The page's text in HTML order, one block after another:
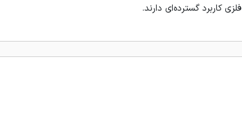
فلزی کاربرد گسترده‌ای دارند.